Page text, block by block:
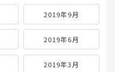
2019年9月
2019年6月
2019年3月